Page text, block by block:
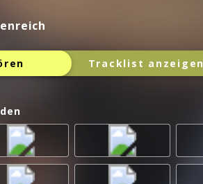
Tracklist anzeigen